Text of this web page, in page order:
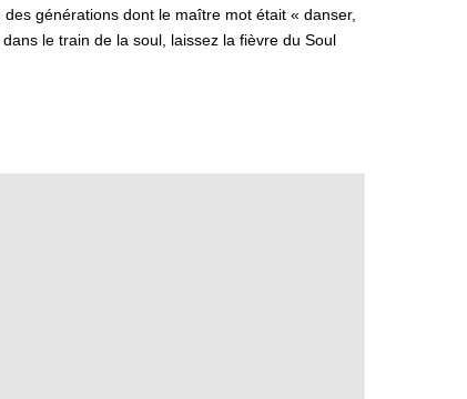
générations dont le maître mot était « danser,
le train de la soul, laissez la fièvre du Soul